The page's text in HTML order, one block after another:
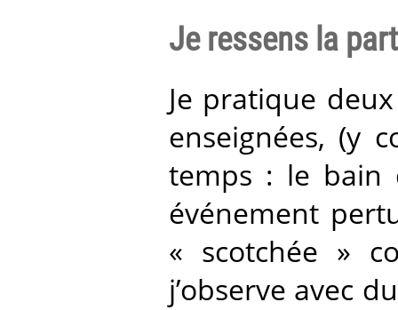
Je ressens la
Je pratique
enseignées, (y
temps : le bain
événement
« scotchée »
j’observe avec